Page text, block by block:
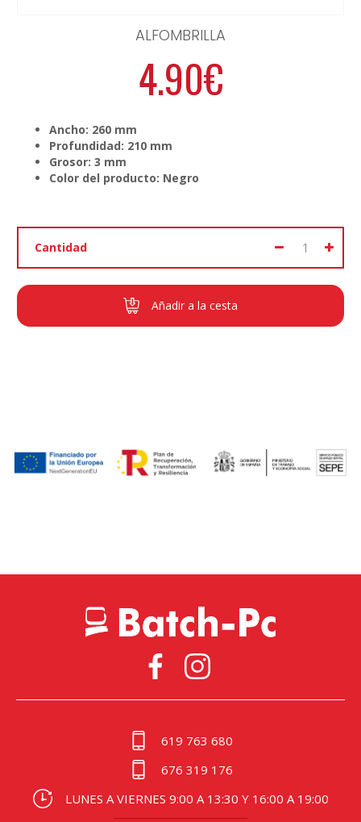
ALFOMBRILLA
4.90€
Ancho: 260 mm
Profundidad: 210 mm
Grosor: 3 mm
Color del producto: Negro
Cantidad
Añadir a la cesta
619 763 680
676 319 176
LUNES A VIERNES 9:00 A 13:30 Y 16:00 A 19:00